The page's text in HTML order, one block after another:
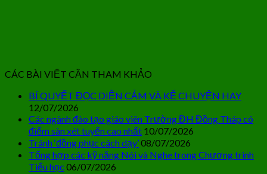
CÁC BÀI VIẾT CẦN THAM KHẢO
BÍ QUYẾT ĐỌC DIỄN CẢM VÀ KỂ CHUYỆN HAY
12/07/2026
Các ngành đào tạo giáo viên Trường ĐH Đồng Tháp có
điểm sàn xét tuyển cao nhất 10/07/2026
Tránh ‘đồng phục cách dạy’08/07/2026
Tổng hợp các kỹ năng Nói và Nghe trong Chương trình
Tiểu học 06/07/2026